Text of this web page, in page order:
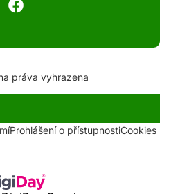
práva vyhrazena
Prohlášení o přístupnostiCookies